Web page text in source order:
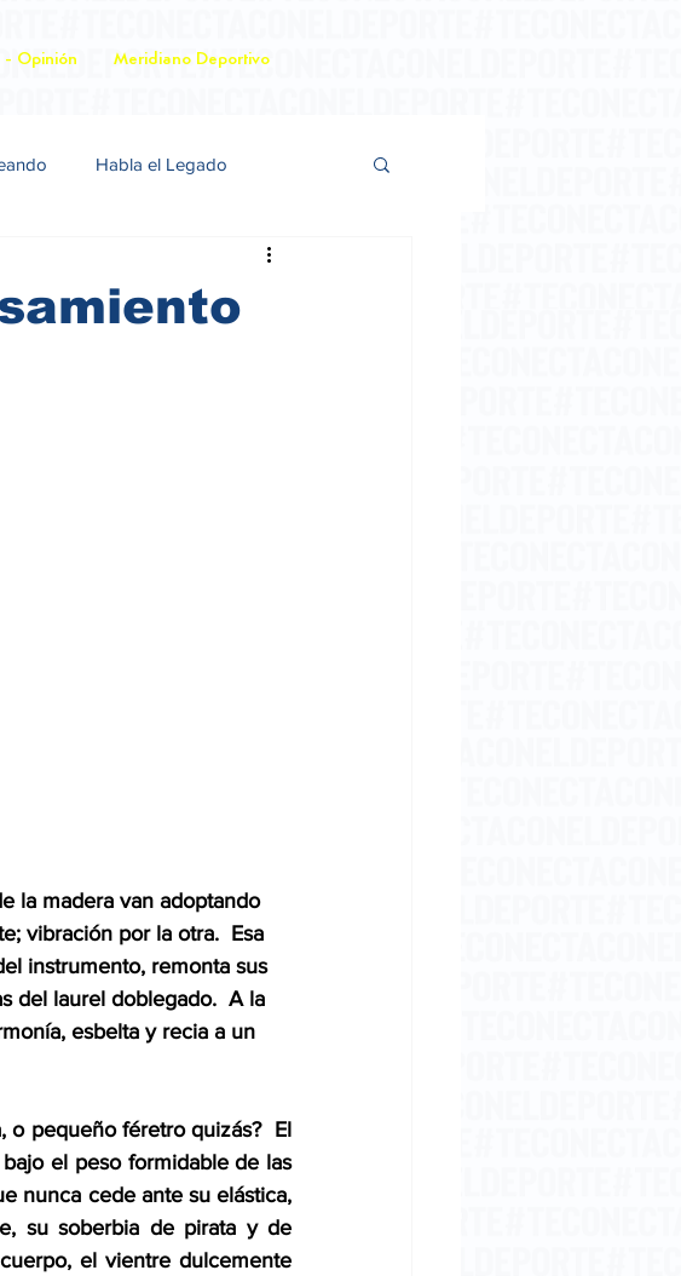
- Opinión Meridiano Deportivo
Habla el Legado
la madera van adoptando
vibración por la otra.  Esa
instrumento, remonta sus
del laurel doblegado.  A la
esbelta y recia a un
o pequeño féretro quizás?  El
el peso formidable de las
nunca cede ante su elástica,
su soberbia de pirata y de
el vientre dulcemente